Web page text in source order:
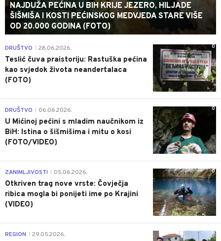
NAJDUŽA PEĆINA U BIH KRIJE JEZERO, HILJADE
ŠIŠMIŠA I KOSTI PEĆINSKOG MEDVJEDA STARE VIŠE
OD 20.000 GODINA (FOTO)
0
DRUŠTVO 28.06.2026.
Teslić čuva praistoriju: Rastuška pećina
kao svjedok života neandertalaca
(FOTO)
0
DRUŠTVO 06.06.2026.
U Mićinoj pećini s mladim naučnikom iz
BiH: Istina o šišmišima i mitu o kosi
(FOTO/VIDEO)
0
ZANIMLJIVOSTI 05.06.2026.
Otkriven trag nove vrste: Čovječja
ribica mogla bi ponijeti ime po Krajini
(VIDEO)
0
REGION 29.05.2026.